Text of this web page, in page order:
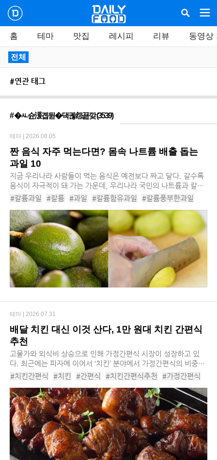
홈 테마 맛집 레시피 리뷰 동영상
전체
#연관 태그
# �ㅻ슌湲곕뒫�댁궪怨꾪깢(3539)
짠 음식 자주 먹는다면? 몸속 나트륨 배출 돕는
과일 10
지금 우리나라 사람들이 먹는 음식은 예전보다 짜고 달다. 갈수록
음식이 자극적이 돼 가는 가운데, 우리나라 국민의 나트륨과 칼륨
의 섭취비도 갈수록 나빠지는 상황이다. 나트륨의 칼륨 섭취비가
#칼륨과일 #칼륨 #과일 #칼륨함유과일
#칼륨풍부한과일
#과일영양소 #아보카도 #참외 #구아바 #바나나 #과일섭취
#멜론 #멜론칼륨
테마 | 2026.08.05
배달 치킨 대신 이것 산다, 1만 원대 치킨 간편식
추천
고물가와 외식비 상승으로 인해 가정간편식 시장이 성장하고 있
다. 최근에는 피자에 이어서 ‘치킨’ 분야에서 가정간편식의 비중이
점차 높아지는 상황이다. 여러 식품업체에서 외식 수준의 맛과 경
#치킨간편식 #치킨 #간편식 #치킨간편식추천
#가정간편식
#가정간편식추천 #소바바황금홀릭 #하림오븐구이
#더든든순살치킨 #풀무원식품허니퐁당치킨
#대상청정원순살바삭치킨
테마 | 2026.07.31